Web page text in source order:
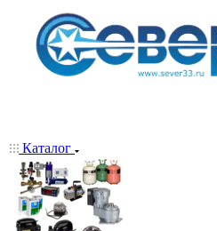
Каталог